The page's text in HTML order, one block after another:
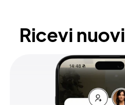
Ricevi nuovi